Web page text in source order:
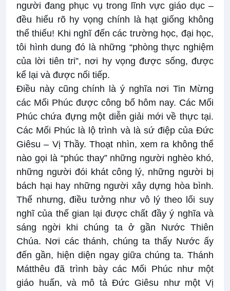
người đang phục vụ trong lĩnh vực giáo dục –
đều hiểu rõ hy vọng chính là hạt giống không
thể thiếu! Khi nghĩ đến các trường học, đại học,
tôi hình dung đó là những “phòng thực nghiệm
của lời tiên tri”, nơi hy vọng được sống, được
kể lại và được nối tiếp.
Điều này cũng chính là ý nghĩa nơi Tin Mừng
các Mối Phúc được công bố hôm nay. Các Mối
Phúc chứa đựng một diễn giải mới về thực tại.
Các Mối Phúc là lộ trình và là sứ điệp của Đức
Giêsu – Vị Thầy. Thoạt nhìn, xem ra không thể
nào gọi là “phúc thay” những người nghèo khó,
những người đói khát công lý, những người bị
bách hại hay những người xây dựng hòa bình.
Thế nhưng, điều tưởng như vô lý theo lối suy
nghĩ của thế gian lại được chất đầy ý nghĩa và
sáng ngời khi chúng ta ở gần Nước Thiên
Chúa. Nơi các thánh, chúng ta thấy Nước ấy
đến gần, hiện diện ngay giữa chúng ta. Thánh
Mátthêu đã trình bày các Mối Phúc như một
giáo huấn, và mô tả Đức Giêsu như một Vị